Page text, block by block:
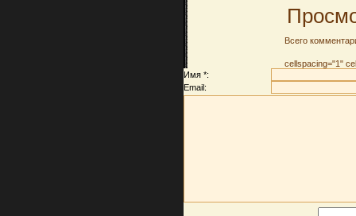
Всего
cellspacing="1"
Имя *:
Email: